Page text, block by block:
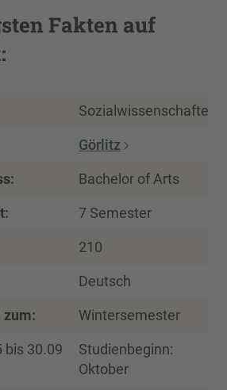
Fakten auf
Sozialwissenschaften
Görlitz
Bachelor of Arts
7 Semester
210
Deutsch
Wintersemester
bis 30.09
Studienbeginn:
Oktober